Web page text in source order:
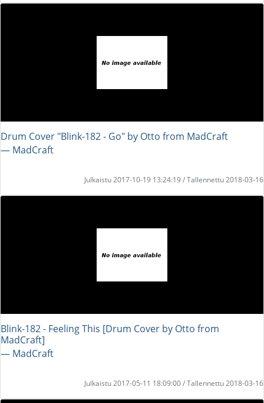
Drum Cover "Blink-182 - Go" by Otto from MadCraft
― MadCraft
Julkaistu 2017-10-19 13:24:19 / Tallennettu 2018-03-16
Blink-182 - Feeling This [Drum Cover by Otto from
MadCraft]
― MadCraft
Julkaistu 2017-05-11 18:09:00 / Tallennettu 2018-03-16